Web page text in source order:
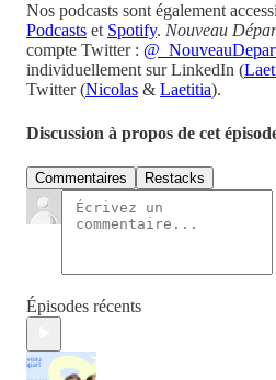
Nos podcasts sont également
Podcasts et Spotify. Nouveau
compte Twitter :
individuellement sur LinkedIn (
Twitter (Nicolas & Laetitia).
Discussion à propos de cet
Commentaires Restacks
Épisodes récents